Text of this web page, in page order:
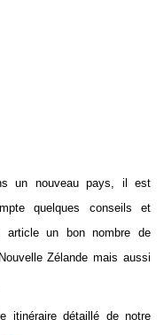
un nouveau pays, il est
quelques conseils et
article un bon nombre de
Zélande mais aussi
itinéraire détaillé de notre